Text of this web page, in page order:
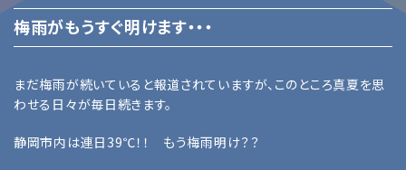
梅雨がもうすぐ明けます・・・
まだ梅雨が続いていると報道されていますが、このところ真夏を思
わせる日々が毎日続きます。
静岡市内は連日39℃！！ もう梅雨明け？？